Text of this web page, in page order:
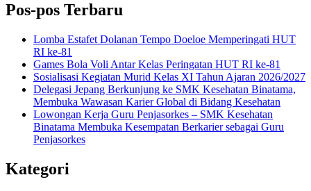
Pos-pos Terbaru
Lomba Estafet Dolanan Tempo Doeloe Memperingati HUT
RI ke-81
Games Bola Voli Antar Kelas Peringatan HUT RI ke-81
Sosialisasi Kegiatan Murid Kelas XI Tahun Ajaran 2026/2027
Delegasi Jepang Berkunjung ke SMK Kesehatan Binatama,
Membuka Wawasan Karier Global di Bidang Kesehatan
Lowongan Kerja Guru Penjasorkes – SMK Kesehatan
Binatama Membuka Kesempatan Berkarier sebagai Guru
Penjasorkes
Kategori